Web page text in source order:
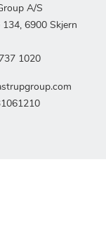
A/S
6900 Skjern
1020